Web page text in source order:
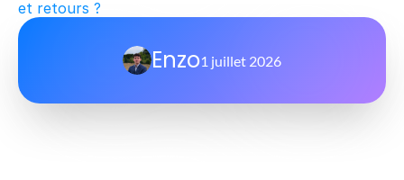
et retours ?
Enzo1 juillet 2026